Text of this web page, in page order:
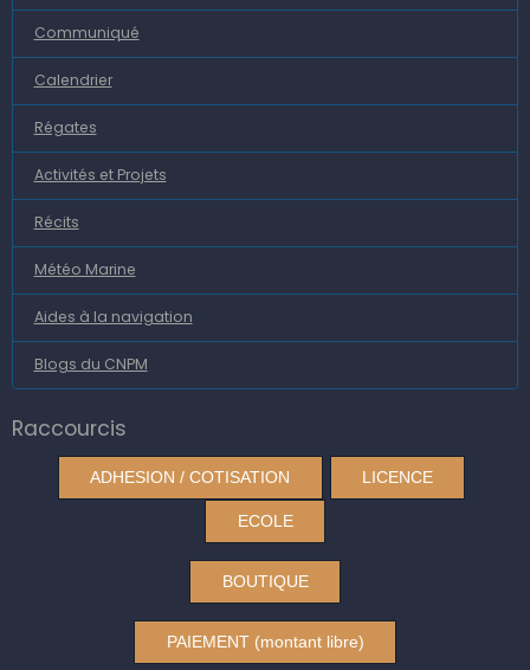
Communiqué
Calendrier
Régates
Activités et Projets
Récits
Météo Marine
Aides à la navigation
Blogs du CNPM
Raccourcis
ADHESION / COTISATION LICENCE
ECOLE
BOUTIQUE
PAIEMENT (montant libre)